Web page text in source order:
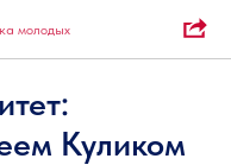
молодых
Куликом